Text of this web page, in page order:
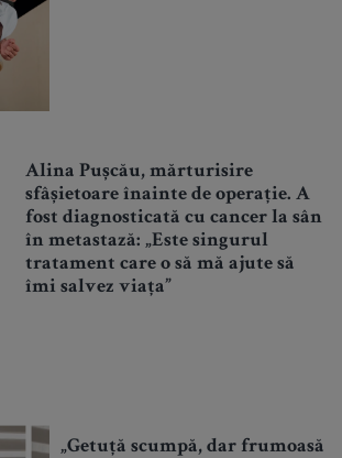
Alina Pușcău, mărturisire
sfâșietoare înainte de operație. A
fost diagnosticată cu cancer la sân
în metastază: „Este singurul
tratament care o să mă ajute să
îmi salvez viața”
„Getuță scumpă, dar frumoasă